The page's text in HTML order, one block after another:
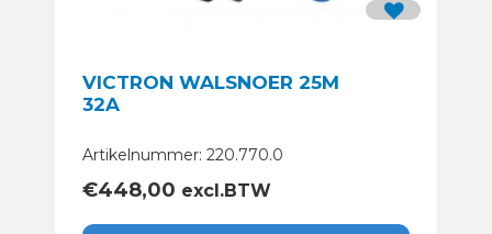
VICTRON WALSNOER 25M
32A
Artikelnummer: 220.770.0
€448,00 excl.BTW